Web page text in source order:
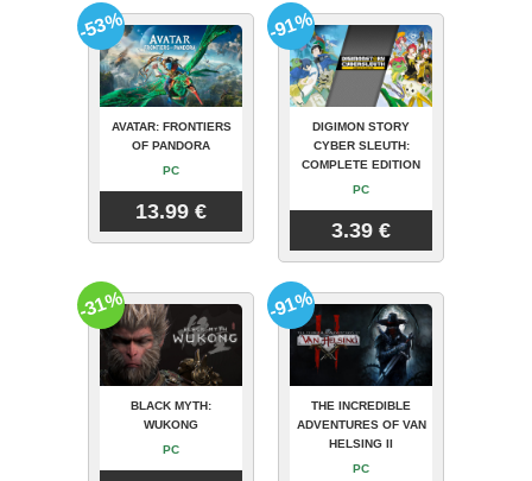
AVATAR: FRONTIERS
OF PANDORA
PC
13.99 €
-53%
DIGIMON STORY
CYBER SLEUTH:
COMPLETE EDITION
PC
3.39 €
-91%
BLACK MYTH:
WUKONG
PC
-31%
THE INCREDIBLE
ADVENTURES OF VAN
HELSING II
PC
-91%